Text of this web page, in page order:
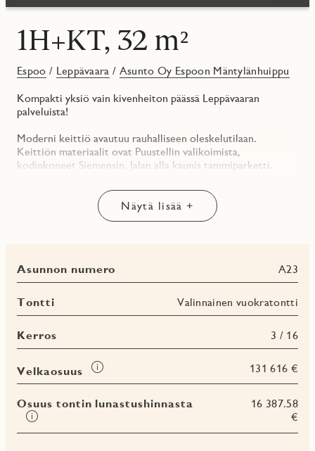
1H+KT, 32 m²
Espoo / Leppävaara / Asunto Oy Espoon Mäntylänhuippu
Kompakti yksiö vain kivenheiton päässä Leppävaaran
palveluista!
Moderni keittiö avautuu rauhalliseen oleskelutilaan.
Keittiön materiaalit ovat Puustellin valikoimista,
kodinkoneet Siemensin. Jalan alla kaunis tammiparketti.
parveke on kuin ylimääräinen huone keväästä pitkälle
palveluiden äärelle. Yhtiöön rakentuu yhteensä 130 uutta
ihanaa kotia.
sille haetaan Joutsenmerkki-sertifikaattia. Yhtiö on savuton
ja ammattimainen lyhytaikainen vuokraustoiminta on
yhtiössä kiellettyä. Yhtiö rakentuu valinnaiselle
vuokratontille.
Lue lisää osoitteessa jmoy.fi/mantylanhuippu
Näytä lisää +
Asunnon numero A23
Tontti Valinnainen vuokratontti
Kerros 3 / 16
Velkaosuus
Tooltip 131 616 €
Osuus tontin lunastushinnasta
Tooltip
16 387.58
€